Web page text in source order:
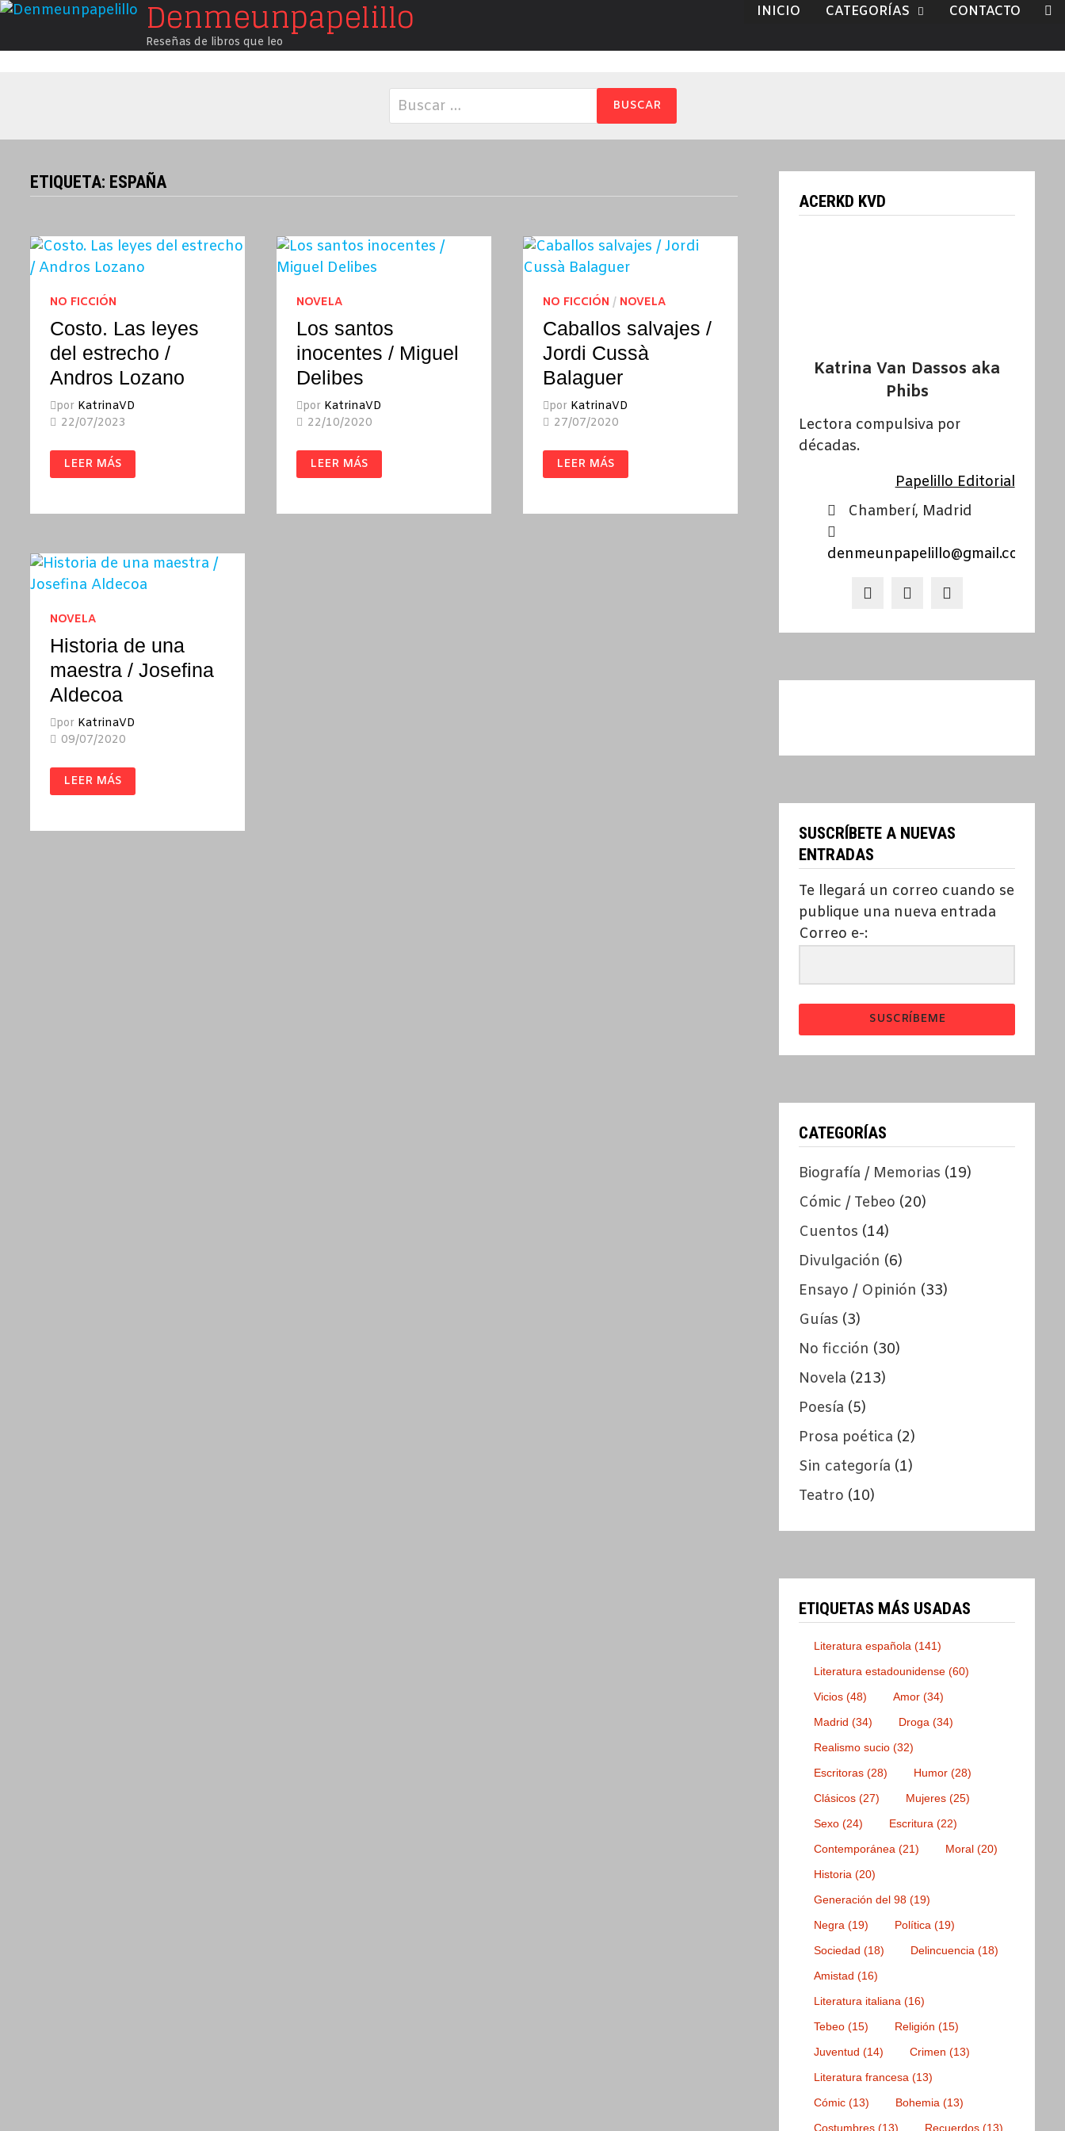
Saltar
contenido
Denmeunpapelillo
Reseñas de libros que leo
INICIO CATEGORÍAS CONTACTO
Buscar:
ETIQUETA: ESPAÑA
NO FICCIÓN
Costo. Las leyes
del estrecho /
Andros Lozano
por KatrinaVD
22/07/2023
COSTO.
LAS
LEYES
/
LEER MÁS
NOVELA
Los santos
inocentes / Miguel
Delibes
por KatrinaVD
22/10/2020
LOS
SANTOS
INOCENTES
DELIBES
LEER MÁS
NO FICCIÓN / NOVELA
Caballos salvajes /
Jordi Cussà
Balaguer
por KatrinaVD
27/07/2020
CABALLOS
SALVAJES
/
BALAGUER
LEER MÁS
NOVELA
Historia de una
maestra / Josefina
Aldecoa
por KatrinaVD
09/07/2020
HISTORIA
DE
UNA
JOSEFINA
LEER MÁS
ACERKD KVD
Katrina Van Dassos aka
Phibs
Lectora compulsiva por
décadas.
Papelillo Editorial
Chamberí, Madrid
denmeunpapelillo@gmail.com
SUSCRÍBETE A NUEVAS
ENTRADAS
Te llegará un correo cuando se
publique una nueva entrada
Correo e-:
SUSCRÍBEME
CATEGORÍAS
Biografía / Memorias (19)
Cómic / Tebeo (20)
Cuentos (14)
Divulgación (6)
Ensayo / Opinión (33)
Guías (3)
No ficción (30)
Novela (213)
Poesía (5)
Prosa poética (2)
Sin categoría (1)
Teatro (10)
ETIQUETAS MÁS USADAS
Literatura española (141)
Literatura estadounidense (60)
Vicios (48) Amor (34)
Madrid (34) Droga (34)
Realismo sucio (32)
Escritoras (28) Humor (28)
Clásicos (27) Mujeres (25)
Sexo (24) Escritura (22)
Contemporánea (21) Moral (20)
Historia (20)
Generación del 98 (19)
Negra (19) Política (19)
Sociedad (18) Delincuencia (18)
Amistad (16)
Literatura italiana (16)
Tebeo (15) Religión (15)
Juventud (14) Crimen (13)
Literatura francesa (13)
Cómic (13) Bohemia (13)
Costumbres (13) Recuerdos (13)